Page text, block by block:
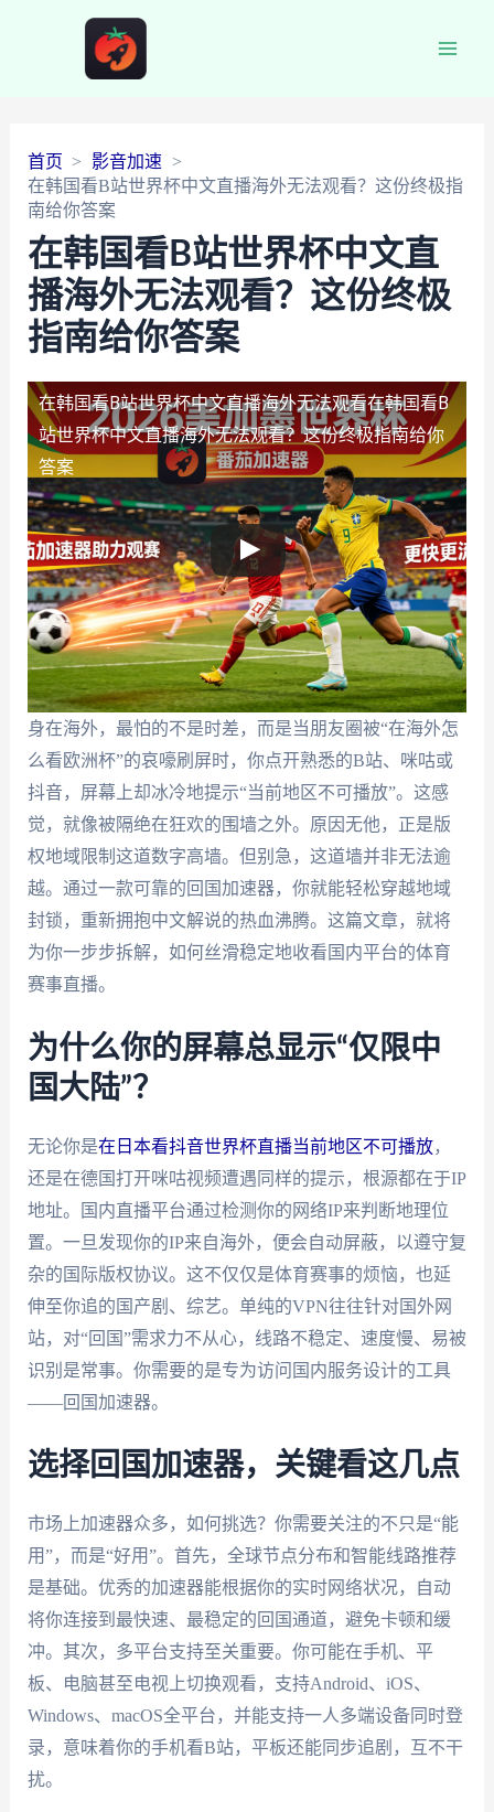
首页
影音加速
在韩国看B站世界杯中文直播海外无法观看？这份终极指
南给你答案
在韩国看B站世界杯中文直
播海外无法观看？这份终极
指南给你答案
在韩国看B站世界杯中文直播海外无法观看在韩国看B
站世界杯中文直播海外无法观看？这份终极指南给你
答案
身在海外，最怕的不是时差，而是当朋友圈被“在海外怎
么看欧洲杯”的哀嚎刷屏时，你点开熟悉的B站、咪咕或
抖音，屏幕上却冰冷地提示“当前地区不可播放”。这感
觉，就像被隔绝在狂欢的围墙之外。原因无他，正是版
权地域限制这道数字高墙。但别急，这道墙并非无法逾
越。通过一款可靠的回国加速器，你就能轻松穿越地域
封锁，重新拥抱中文解说的热血沸腾。这篇文章，就将
为你一步步拆解，如何丝滑稳定地收看国内平台的体育
赛事直播。
为什么你的屏幕总显示“仅限中
国大陆”？
无论你是在日本看抖音世界杯直播当前地区不可播放，
还是在德国打开咪咕视频遭遇同样的提示，根源都在于IP
地址。国内直播平台通过检测你的网络IP来判断地理位
置。一旦发现你的IP来自海外，便会自动屏蔽，以遵守复
杂的国际版权协议。这不仅仅是体育赛事的烦恼，也延
伸至你追的国产剧、综艺。单纯的VPN往往针对国外网
站，对“回国”需求力不从心，线路不稳定、速度慢、易被
识别是常事。你需要的是专为访问国内服务设计的工具
——回国加速器。
选择回国加速器，关键看这几点
市场上加速器众多，如何挑选？你需要关注的不只是“能
用”，而是“好用”。首先，全球节点分布和智能线路推荐
是基础。优秀的加速器能根据你的实时网络状况，自动
将你连接到最快速、最稳定的回国通道，避免卡顿和缓
冲。其次，多平台支持至关重要。你可能在手机、平
板、电脑甚至电视上切换观看，支持Android、iOS、
Windows、macOS全平台，并能支持一人多端设备同时登
录，意味着你的手机看B站，平板还能同步追剧，互不干
扰。